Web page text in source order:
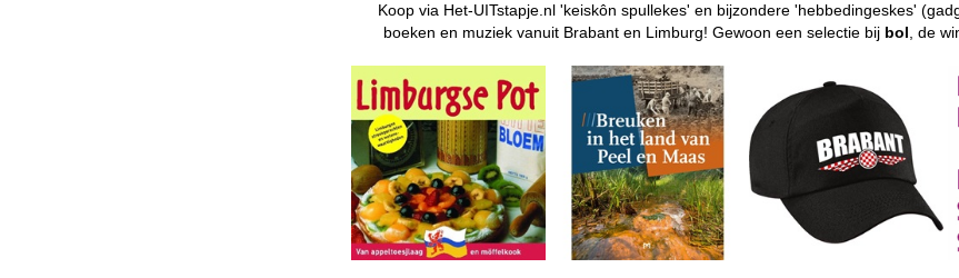
Koop via Het-UITstapje.nl 'keiskôn spullekes' en bijzondere 'hebbedingeskes'
boeken en muziek vanuit Brabant en Limburg! Gewoon een selectie bij bol , de